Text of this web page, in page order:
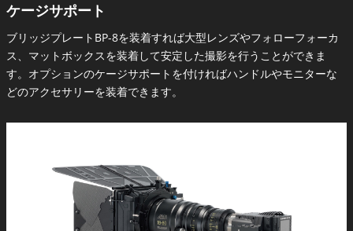
ケージサポート
ブリッジプレートBP-8を装着すれば大型レンズやフォローフォーカ
ス、マットボックスを装着して安定した撮影を行うことができま
す。オプションのケージサポートを付ければハンドルやモニターな
どのアクセサリーを装着できます。